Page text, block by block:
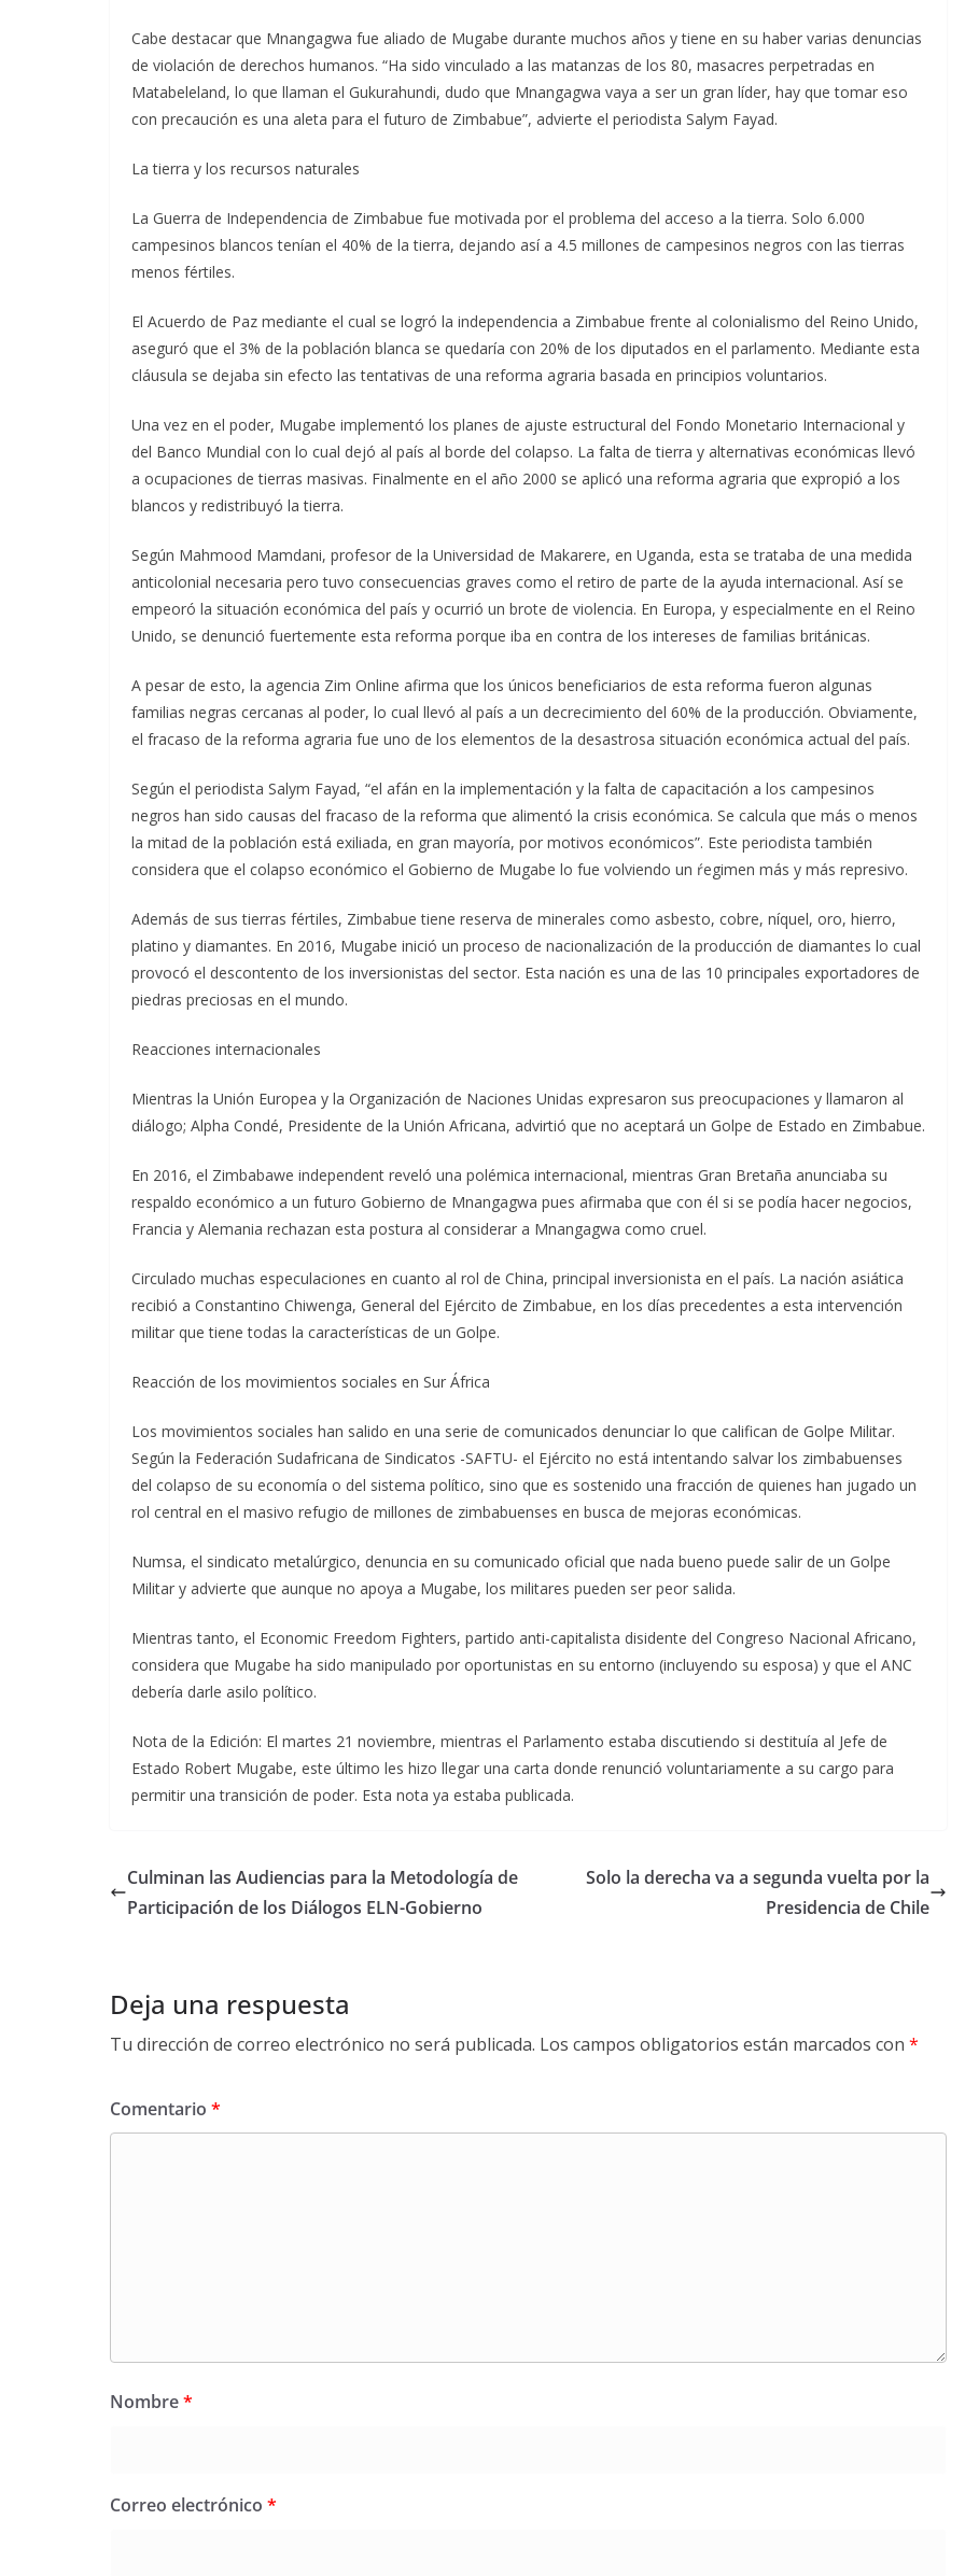
Cabe destacar que Mnangagwa fue aliado de Mugabe durante muchos años y tiene en su haber varias denuncias
de violación de derechos humanos. “Ha sido vinculado a las matanzas de los 80, masacres perpetradas en
Matabeleland, lo que llaman el Gukurahundi, dudo que Mnangagwa vaya a ser un gran líder, hay que tomar eso
con precaución es una aleta para el futuro de Zimbabue”, advierte el periodista Salym Fayad.
La tierra y los recursos naturales
La Guerra de Independencia de Zimbabue fue motivada por el problema del acceso a la tierra. Solo 6.000
campesinos blancos tenían el 40% de la tierra, dejando así a 4.5 millones de campesinos negros con las tierras
menos fértiles.
El Acuerdo de Paz mediante el cual se logró la independencia a Zimbabue frente al colonialismo del Reino Unido,
aseguró que el 3% de la población blanca se quedaría con 20% de los diputados en el parlamento. Mediante esta
cláusula se dejaba sin efecto las tentativas de una reforma agraria basada en principios voluntarios.
Una vez en el poder, Mugabe implementó los planes de ajuste estructural del Fondo Monetario Internacional y
del Banco Mundial con lo cual dejó al país al borde del colapso. La falta de tierra y alternativas económicas llevó
a ocupaciones de tierras masivas. Finalmente en el año 2000 se aplicó una reforma agraria que expropió a los
blancos y redistribuyó la tierra.
Según Mahmood Mamdani, profesor de la Universidad de Makarere, en Uganda, esta se trataba de una medida
anticolonial necesaria pero tuvo consecuencias graves como el retiro de parte de la ayuda internacional. Así se
empeoró la situación económica del país y ocurrió un brote de violencia. En Europa, y especialmente en el Reino
Unido, se denunció fuertemente esta reforma porque iba en contra de los intereses de familias británicas.
A pesar de esto, la agencia Zim Online afirma que los únicos beneficiarios de esta reforma fueron algunas
familias negras cercanas al poder, lo cual llevó al país a un decrecimiento del 60% de la producción. Obviamente,
el fracaso de la reforma agraria fue uno de los elementos de la desastrosa situación económica actual del país.
Según el periodista Salym Fayad, “el afán en la implementación y la falta de capacitación a los campesinos
negros han sido causas del fracaso de la reforma que alimentó la crisis económica. Se calcula que más o menos
la mitad de la población está exiliada, en gran mayoría, por motivos económicos”. Este periodista también
considera que el colapso económico el Gobierno de Mugabe lo fue volviendo un ŕegimen más y más represivo.
Además de sus tierras fértiles, Zimbabue tiene reserva de minerales como asbesto, cobre, níquel, oro, hierro,
platino y diamantes. En 2016, Mugabe inició un proceso de nacionalización de la producción de diamantes lo cual
provocó el descontento de los inversionistas del sector. Esta nación es una de las 10 principales exportadores de
piedras preciosas en el mundo.
Reacciones internacionales
Mientras la Unión Europea y la Organización de Naciones Unidas expresaron sus preocupaciones y llamaron al
diálogo; Alpha Condé, Presidente de la Unión Africana, advirtió que no aceptará un Golpe de Estado en Zimbabue.
En 2016, el Zimbabawe independent reveló una polémica internacional, mientras Gran Bretaña anunciaba su
respaldo económico a un futuro Gobierno de Mnangagwa pues afirmaba que con él si se podía hacer negocios,
Francia y Alemania rechazan esta postura al considerar a Mnangagwa como cruel.
Circulado muchas especulaciones en cuanto al rol de China, principal inversionista en el país. La nación asiática
recibió a Constantino Chiwenga, General del Ejército de Zimbabue, en los días precedentes a esta intervención
militar que tiene todas la características de un Golpe.
Reacción de los movimientos sociales en Sur África
Los movimientos sociales han salido en una serie de comunicados denunciar lo que califican de Golpe Militar.
Según la Federación Sudafricana de Sindicatos -SAFTU- el Ejército no está intentando salvar los zimbabuenses
del colapso de su economía o del sistema político, sino que es sostenido una fracción de quienes han jugado un
rol central en el masivo refugio de millones de zimbabuenses en busca de mejoras económicas.
Numsa, el sindicato metalúrgico, denuncia en su comunicado oficial que nada bueno puede salir de un Golpe
Militar y advierte que aunque no apoya a Mugabe, los militares pueden ser peor salida.
Mientras tanto, el Economic Freedom Fighters, partido anti-capitalista disidente del Congreso Nacional Africano,
considera que Mugabe ha sido manipulado por oportunistas en su entorno (incluyendo su esposa) y que el ANC
debería darle asilo político.
Nota de la Edición: El martes 21 noviembre, mientras el Parlamento estaba discutiendo si destituía al Jefe de
Estado Robert Mugabe, este último les hizo llegar una carta donde renunció voluntariamente a su cargo para
permitir una transición de poder. Esta nota ya estaba publicada.
Culminan las Audiencias para la Metodología de
Participación de los Diálogos ELN-Gobierno
Solo la derecha va a segunda vuelta por la
Presidencia de Chile
Deja una respuesta
Tu dirección de correo electrónico no será publicada. Los campos obligatorios están marcados con *
Comentario *
Nombre*
Correo electrónico *